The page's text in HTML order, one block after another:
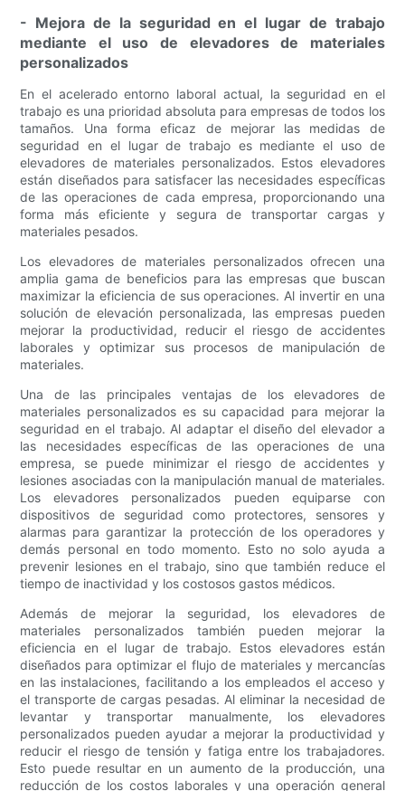
- Mejora de la seguridad en el lugar de trabajo
mediante el uso de elevadores de materiales
personalizados
En el acelerado entorno laboral actual, la seguridad en el
trabajo es una prioridad absoluta para empresas de todos los
tamaños. Una forma eficaz de mejorar las medidas de
seguridad en el lugar de trabajo es mediante el uso de
elevadores de materiales personalizados. Estos elevadores
están diseñados para satisfacer las necesidades específicas
de las operaciones de cada empresa, proporcionando una
forma más eficiente y segura de transportar cargas y
materiales pesados.
Los elevadores de materiales personalizados ofrecen una
amplia gama de beneficios para las empresas que buscan
maximizar la eficiencia de sus operaciones. Al invertir en una
solución de elevación personalizada, las empresas pueden
mejorar la productividad, reducir el riesgo de accidentes
laborales y optimizar sus procesos de manipulación de
materiales.
Una de las principales ventajas de los elevadores de
materiales personalizados es su capacidad para mejorar la
seguridad en el trabajo. Al adaptar el diseño del elevador a
las necesidades específicas de las operaciones de una
empresa, se puede minimizar el riesgo de accidentes y
lesiones asociadas con la manipulación manual de materiales.
Los elevadores personalizados pueden equiparse con
dispositivos de seguridad como protectores, sensores y
alarmas para garantizar la protección de los operadores y
demás personal en todo momento. Esto no solo ayuda a
prevenir lesiones en el trabajo, sino que también reduce el
tiempo de inactividad y los costosos gastos médicos.
Además de mejorar la seguridad, los elevadores de
materiales personalizados también pueden mejorar la
eficiencia en el lugar de trabajo. Estos elevadores están
diseñados para optimizar el flujo de materiales y mercancías
en las instalaciones, facilitando a los empleados el acceso y
el transporte de cargas pesadas. Al eliminar la necesidad de
levantar y transportar manualmente, los elevadores
personalizados pueden ayudar a mejorar la productividad y
reducir el riesgo de tensión y fatiga entre los trabajadores.
Esto puede resultar en un aumento de la producción, una
reducción de los costos laborales y una operación general